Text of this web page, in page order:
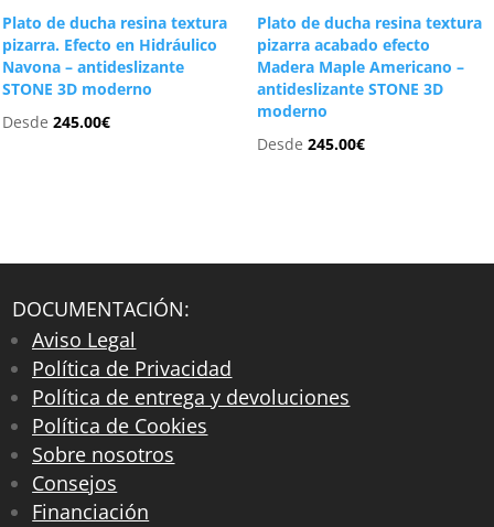
Plato de ducha resina textura
pizarra. Efecto en Hidráulico
Navona – antideslizante
STONE 3D moderno
Desde245.00€
Plato de ducha resina textura
pizarra acabado efecto
Madera Maple Americano –
antideslizante STONE 3D
moderno
Desde 245.00€
DOCUMENTACIÓN:
Aviso Legal
Política de Privacidad
Política de entrega y devoluciones
Política de Cookies
Sobre nosotros
Consejos
Financiación